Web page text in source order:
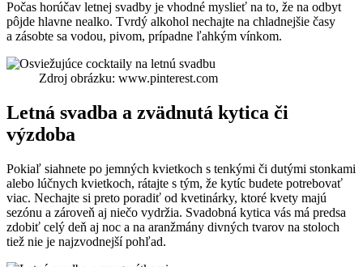
Počas horúčav letnej svadby je vhodné myslieť na to, že na odbyt
pôjde hlavne nealko. Tvrdý alkohol nechajte na chladnejšie časy
a zásobte sa vodou, pivom, prípadne ľahkým vínkom.
Zdroj obrázku: www.pinterest.com
Letná svadba a zvädnutá kytica či
výzdoba
Pokiaľ siahnete po jemných kvietkoch s tenkými či dutými stonkami
alebo lúčnych kvietkoch, rátajte s tým, že kytíc budete potrebovať
viac. Nechajte si preto poradiť od kvetinárky, ktoré kvety majú
sezónu a zároveň aj niečo vydržia. Svadobná kytica vás má predsa
zdobiť celý deň aj noc a na aranžmány divných tvarov na stoloch
tiež nie je najzvodnejší pohľad.